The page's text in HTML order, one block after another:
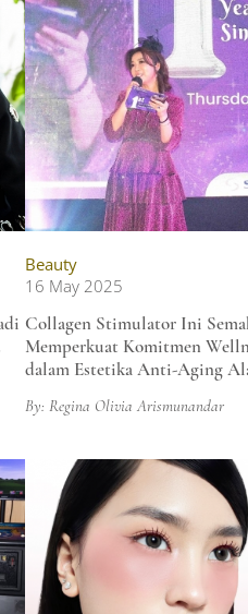
Beauty
16 May 2025
Collagen Stimulator Ini
Memperkuat Komitmen
dalam Estetika Anti-Aging
By: Regina Olivia Arismunandar